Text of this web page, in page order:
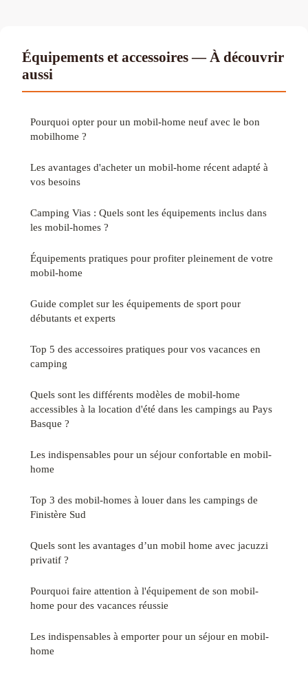
Équipements et accessoires — À découvrir
aussi
Pourquoi opter pour un mobil-home neuf avec le bon
mobilhome ?
Les avantages d'acheter un mobil-home récent adapté à
vos besoins
Camping Vias : Quels sont les équipements inclus dans
les mobil-homes ?
Équipements pratiques pour profiter pleinement de votre
mobil-home
Guide complet sur les équipements de sport pour
débutants et experts
Top 5 des accessoires pratiques pour vos vacances en
camping
Quels sont les différents modèles de mobil-home
accessibles à la location d'été dans les campings au Pays
Basque ?
Les indispensables pour un séjour confortable en mobil-
home
Top 3 des mobil-homes à louer dans les campings de
Finistère Sud
Quels sont les avantages d’un mobil home avec jacuzzi
privatif ?
Pourquoi faire attention à l'équipement de son mobil-
home pour des vacances réussie
Les indispensables à emporter pour un séjour en mobil-
home